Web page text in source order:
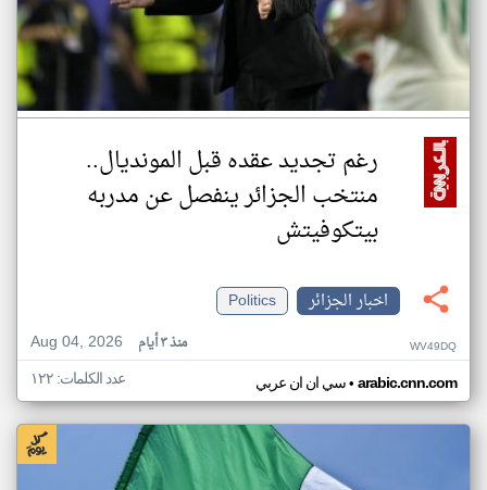
رغم تجديد عقده قبل المونديال..
منتخب الجزائر ينفصل عن مدربه
بيتكوفيتش
اخبار الجزائر
Politics
Aug 04, 2026
منذ ٣ أيام WV49DQ
سي ان ان عربي• arabic.cnn.com عدد الكلمات: ١٢٢